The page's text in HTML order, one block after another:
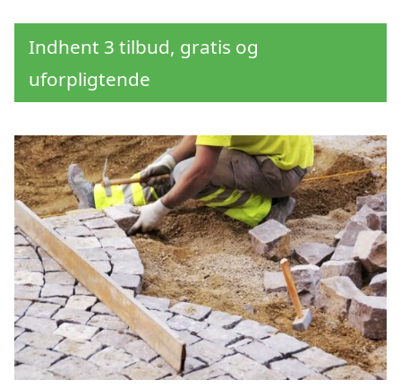
Indhent 3 tilbud, gratis og
uforpligtende